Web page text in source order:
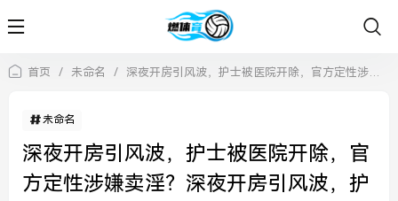
首页 / 未命名 / 深夜开房引风波，护士被医院开除，官方定性涉嫌卖淫？深夜开房引风波，护士被开除，官方定性涉嫌卖淫
未命名
深夜开房引风波，护士被医院开除，官
方定性涉嫌卖淫？深夜开房引风波，护